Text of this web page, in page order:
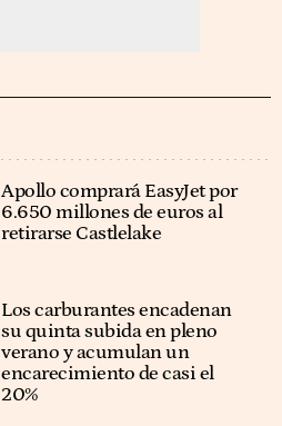
Apollo comprará EasyJet por
6.650 millones de euros al
retirarse Castlelake
Los carburantes encadenan
su quinta subida en pleno
verano y acumulan un
encarecimiento de casi el
20%